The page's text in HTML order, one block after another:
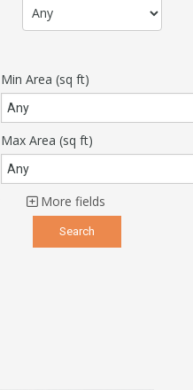
Min Area (sq ft)
Max Area (sq ft)
More fields